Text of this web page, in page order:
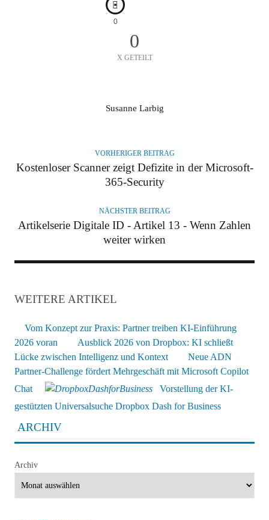
0
0
X GETEILT
R
Susanne Larbig
VORHERIGER BEITRAG
Kostenloser Scanner zeigt Defizite in der Microsoft-
365-Security
NÄCHSTER BEITRAG
Artikelserie Digitale ID - Artikel 13 - Wenn Zahlen
weiter wirken
WEITERE ARTIKEL
Vom Konzept zur Praxis: Partner treiben KI-Einführung
2026 voran
Ausblick 2026 von Dropbox: KI schließt
Lücke zwischen Intelligenz und Kontext
Neue ADN
Partner-Challenge fördert Mehrgeschäft mit Microsoft Copilot
Chat
Vorstellung der KI-
gestützten Universalsuche Dropbox Dash for Business
ARCHIV
Archiv